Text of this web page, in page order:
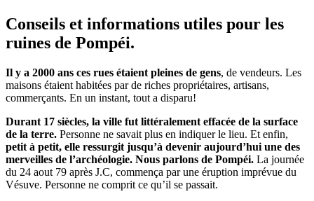
Conseils et informations utiles pour les
ruines de Pompéi.
Il y a 2000 ans ces rues étaient pleines de gens, de vendeurs. Les
maisons étaient habitées par de riches propriétaires, artisans,
commerçants. En un instant, tout a disparu!
Durant 17 siècles, la ville fut littéralement effacée de la surface
de la terre. Personne ne savait plus en indiquer le lieu. Et enfin,
petit à petit, elle ressurgit jusqu’à devenir aujourd’hui une des
merveilles de l’archéologie. Nous parlons de Pompéi. La journée
du 24 aout 79 après J.C, commença par une éruption imprévue du
Vésuve. Personne ne comprit ce qu’il se passait.